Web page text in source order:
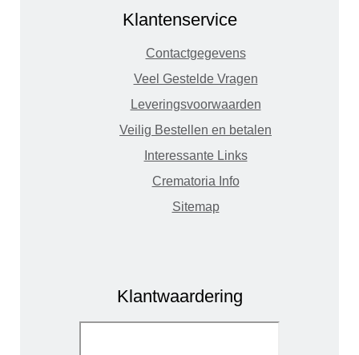
Klantenservice
Contactgegevens
Veel Gestelde Vragen
Leveringsvoorwaarden
Veilig Bestellen en betalen
Interessante Links
Crematoria Info
Sitemap
Klantwaardering